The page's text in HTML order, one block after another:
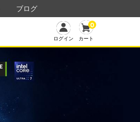
ブログ
ログイン
0
カート